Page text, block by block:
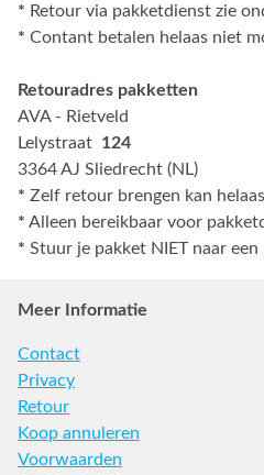
* Retour via pakketdienst zie
* Contant betalen helaas niet
Retouradres pakketten
AVA - Rietveld
Lelystraat 124
3364 AJ Sliedrecht (NL)
* Zelf retour brengen kan
* Alleen bereikbaar voor
* Stuur je pakket NIET naar
Meer Informatie
Contact
Privacy
Retour
Koop annuleren
Voorwaarden